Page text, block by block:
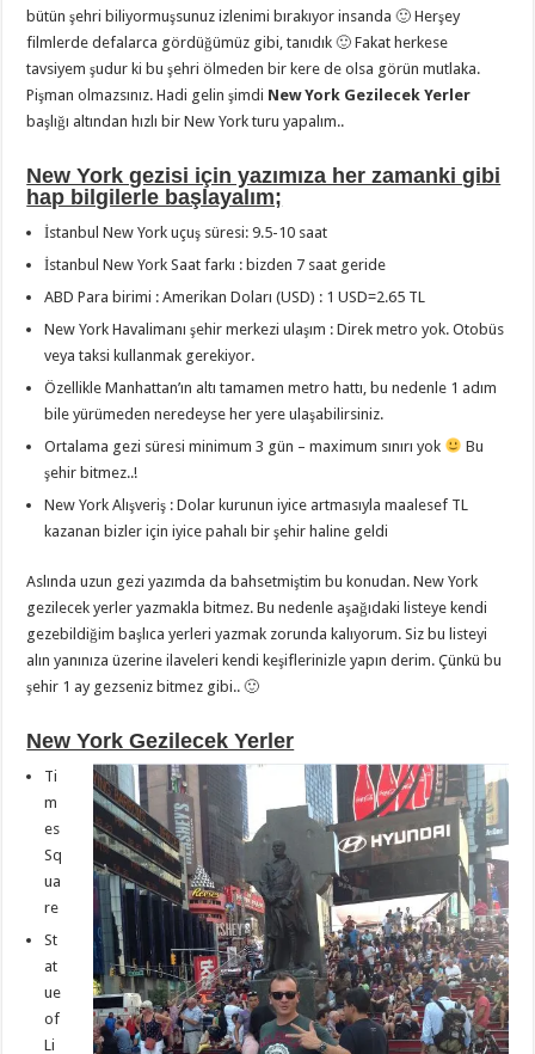
bütün şehri biliyormuşsunuz izlenimi bırakıyor insanda 🙂 Herşey
filmlerde defalarca gördüğümüz gibi, tanıdık 🙂 Fakat herkese
tavsiyem şudur ki bu şehri ölmeden bir kere de olsa görün mutlaka.
Pişman olmazsınız. Hadi gelin şimdi New York Gezilecek Yerler
başlığı altından hızlı bir New York turu yapalım..
New York gezisi için yazımıza her zamanki gibi
hap bilgilerle başlayalım;
İstanbul New York uçuş süresi: 9.5-10 saat
İstanbul New York Saat farkı : bizden 7 saat geride
ABD Para birimi : Amerikan Doları (USD) : 1 USD=2.65 TL
New York Havalimanı şehir merkezi ulaşım : Direk metro yok. Otobüs
veya taksi kullanmak gerekiyor.
Özellikle Manhattan’ın altı tamamen metro hattı, bu nedenle 1 adım
bile yürümeden neredeyse her yere ulaşabilirsiniz.
Ortalama gezi süresi minimum 3 gün – maximum sınırı yok
Bu
şehir bitmez..!
New York Alışveriş : Dolar kurunun iyice artmasıyla maalesef TL
kazanan bizler için iyice pahalı bir şehir haline geldi
Aslında uzun gezi yazımda da bahsetmiştim bu konudan. New York
gezilecek yerler yazmakla bitmez. Bu nedenle aşağıdaki listeye kendi
gezebildiğim başlıca yerleri yazmak zorunda kalıyorum. Siz bu listeyi
alın yanınıza üzerine ilaveleri kendi keşiflerinizle yapın derim. Çünkü bu
şehir 1 ay gezseniz bitmez gibi.. 🙂
New York Gezilecek Yerler
Ti
m
es
Sq
ua
re
St
at
ue
of
Li